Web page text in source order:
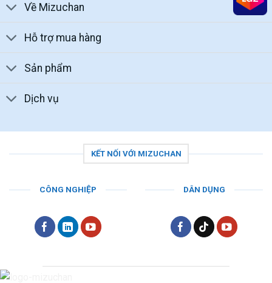
Về Mizuchan
Hỗ trợ mua hàng
Sản phẩm
Dịch vụ
KẾT NỐI VỚI MIZUCHAN
CÔNG NGHIỆP DÂN DỤNG